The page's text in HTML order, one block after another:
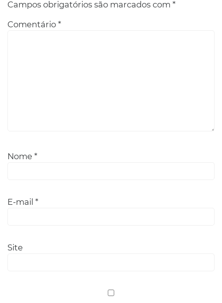
Campos obrigatórios são marcados com *
Comentário *
Nome *
E-mail *
Site